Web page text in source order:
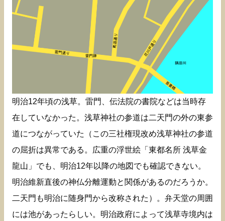
明治12年頃の浅草。雷門、伝法院の書院などは当時存
在していなかった。浅草神社の参道は二天門の外の東参
道につながっていた（この三社権現改め浅草神社の参道
の屈折は異常である。広重の浮世絵「東都名所 浅草金
龍山」でも、明治12年以降の地図でも確認できない。
明治維新直後の神仏分離運動と関係があるのだろうか。
二天門も明治に随身門から改称された）。弁天堂の周囲
には池があったらしい。明治政府によって浅草寺境内は